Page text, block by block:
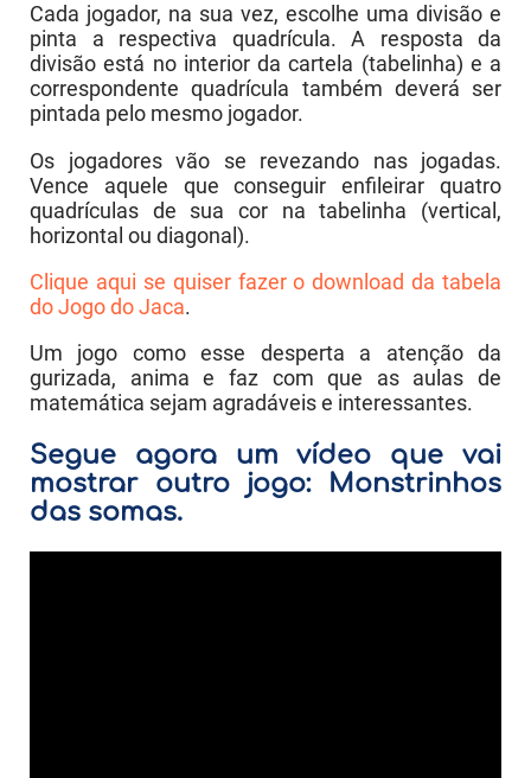
Cada jogador, na sua vez, escolhe uma divisão e
pinta a respectiva quadrícula. A resposta da
divisão está no interior da cartela (tabelinha) e a
correspondente quadrícula também deverá ser
pintada pelo mesmo jogador.
Os jogadores vão se revezando nas jogadas.
Vence aquele que conseguir enfileirar quatro
quadrículas de sua cor na tabelinha (vertical,
horizontal ou diagonal).
Clique aqui se quiser fazer o download da tabela
do Jogo do Jaca.
Um jogo como esse desperta a atenção da
gurizada, anima e faz com que as aulas de
matemática sejam agradáveis e interessantes.
Segue agora um vídeo que vai
mostrar outro jogo: Monstrinhos
das somas.